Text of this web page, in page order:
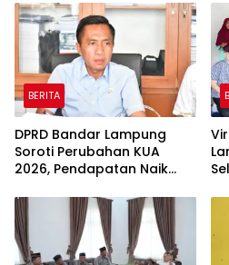
BERITA
DPRD Bandar Lampung
Soroti Perubahan KUA
2026, Pendapatan Naik
Dipangkas